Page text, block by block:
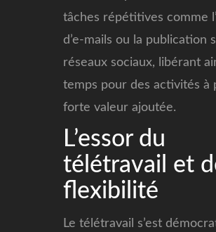
tâches répétitives comme
d’e-mails ou la publication
réseaux sociaux, libérant
temps pour des activités à
forte valeur ajoutée.
L’essor du
télétravail et
flexibilité
Le télétravail s’est